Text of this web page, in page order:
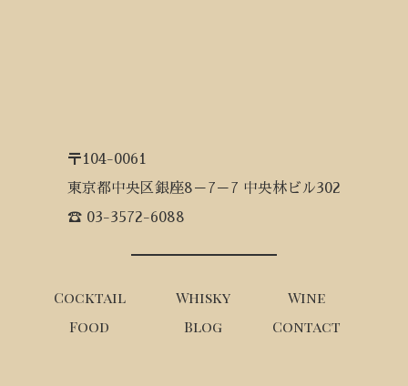
〒104-0061
東京都中央区銀座8－7－7 中央林ビル302
☎ 03-3572-6088
Cocktail Whisky
Wine
Food
Blog Contact